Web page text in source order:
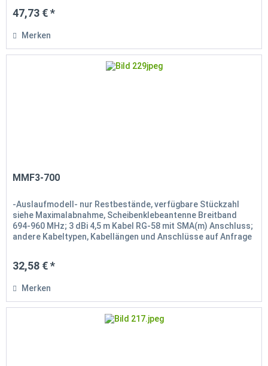
47,73 € *
Merken
MMF3-700
-Auslaufmodell- nur Restbestände, verfügbare Stückzahl
siehe Maximalabnahme, Scheibenklebeantenne Breitband
694-960 MHz; 3 dBi 4,5 m Kabel RG-58 mit SMA(m) Anschluss;
andere Kabeltypen, Kabellängen und Anschlüsse auf Anfrage
32,58 € *
Merken